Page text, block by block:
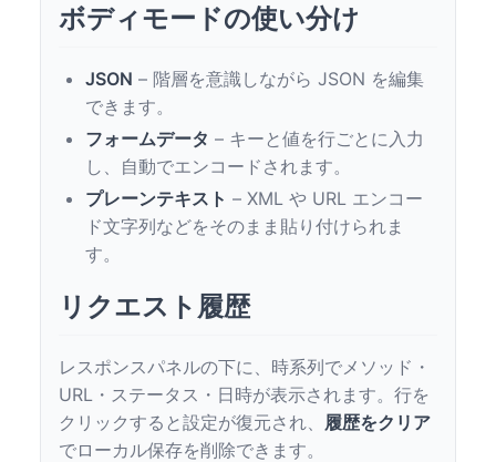
ボディモードの使い分け
JSON – 階層を意識しながら JSON を編集
できます。
フォームデータ – キーと値を行ごとに入力
し、自動でエンコードされます。
プレーンテキスト – XML や URL エンコー
ド文字列などをそのまま貼り付けられま
す。
リクエスト履歴
レスポンスパネルの下に、時系列でメソッド・
URL・ステータス・日時が表示されます。行を
クリックすると設定が復元され、 履歴をクリア
でローカル保存を削除できます。